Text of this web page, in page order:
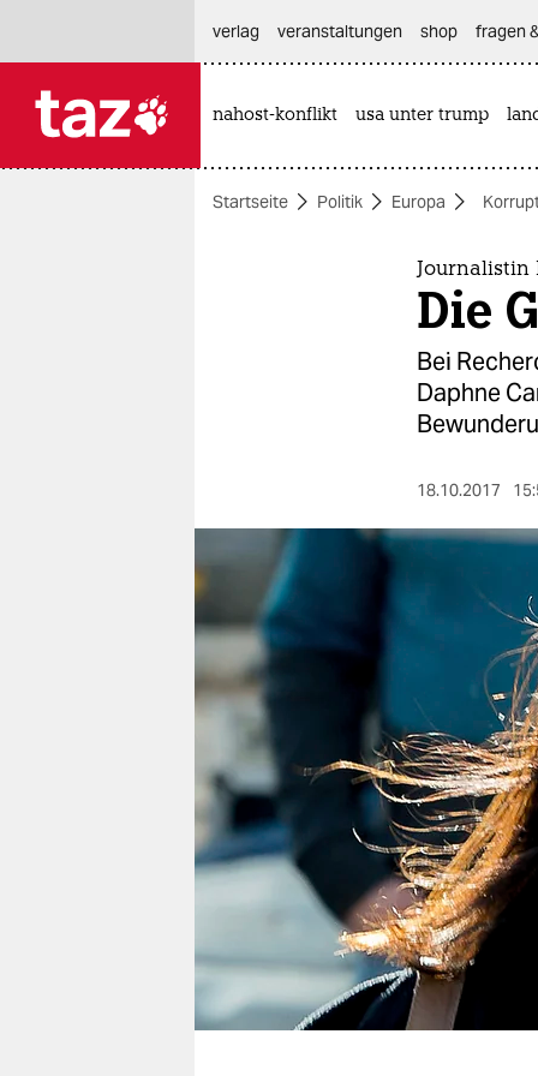
themen
wahrheit
verlag
verlag
veranstaltungen
shop
fragen & hilfe
unterstützen
genossenschaft
verlag
veranstaltungen shop fragen
nahost-konflikt usa unter trump
Startseite Politik Europa
Journalistin
Die
Bei
Daphne
18.10.2017